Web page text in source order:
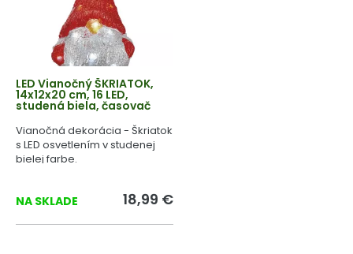
LED Vianočný ŠKRIATOK,
14x12x20 cm, 16 LED,
studená biela, časovač
Vianočná dekorácia - Škriatok
s LED osvetlením v studenej
bielej farbe.
NA SKLADE 18,99 €